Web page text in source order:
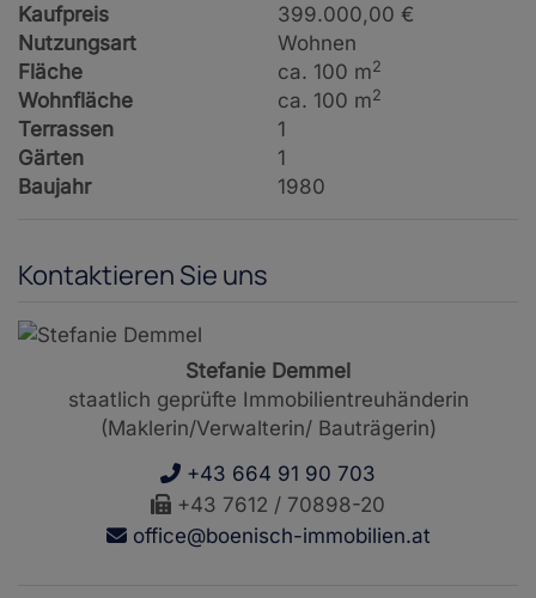
Kaufpreis
399.000,00 €
Nutzungsart
Wohnen
Fläche
ca. 100 m2
Wohnfläche ca. 100 m2
Terrassen
1
Gärten
1
Baujahr
1980
Kontaktieren Sie uns
Stefanie Demmel
staatlich geprüfte Immobilientreuhänderin
(Maklerin/Verwalterin/ Bauträgerin)
+43 664 91 90 703
+43 7612 / 70898-20
office@boenisch-immobilien.at